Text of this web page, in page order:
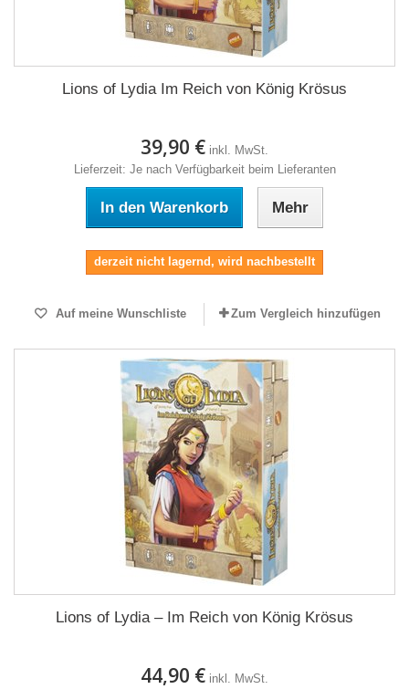
Lions of Lydia Im Reich von König Krösus
39,90 € inkl. MwSt.
Lieferzeit: Je nach Verfügbarkeit beim Lieferanten
In den Warenkorb Mehr
derzeit nicht lagernd, wird nachbestellt
Auf meine Wunschliste Zum Vergleich hinzufügen
Lions of Lydia – Im Reich von König Krösus
44,90 € inkl. MwSt.